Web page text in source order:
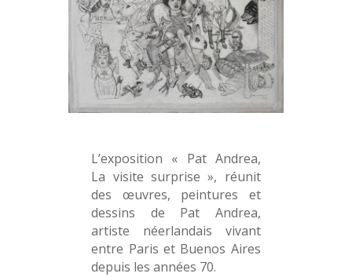
L’exposition « Pat Andrea,
La visite surprise », réunit
des œuvres, peintures et
dessins de Pat Andrea,
artiste néerlandais vivant
entre Paris et Buenos Aires
depuis les années 70.